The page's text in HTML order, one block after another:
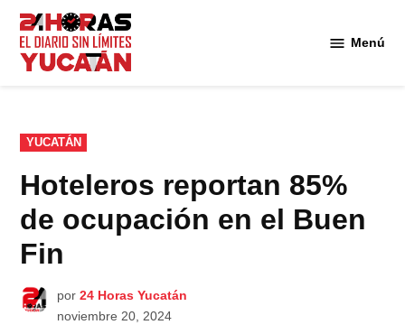
Saltar
contenido
Menú
PUBLICADO
EN
YUCATÁN
Hoteleros reportan 85%
de ocupación en el Buen
Fin
por 24 Horas Yucatán
noviembre 20, 2024